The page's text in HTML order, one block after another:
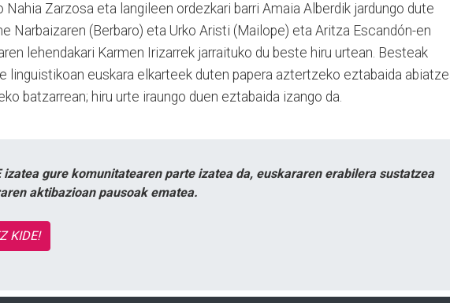
Nahia Zarzosa eta langileen ordezkari barri Amaia Alberdik jardungo dute
Narbaizaren (Berbaro) eta Urko Aristi (Mailope) eta Aritza Escandón-en
lehendakari Karmen Irizarrek jarraituko du beste hiru urtean. Besteak
linguistikoan euskara elkarteek duten papera aztertzeko eztabaida
batzarrean; hiru urte iraungo duen eztabaida izango da.
izatea gure komunitatearen parte izatea da, euskararen erabilera sustatzea
aktibazioan pausoak ematea.
KIDE!